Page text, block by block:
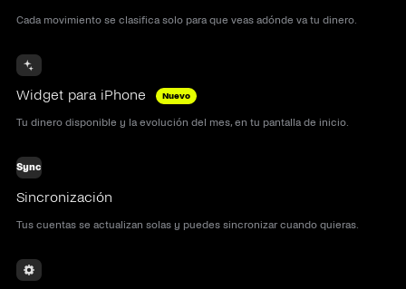
Cada movimiento se clasifica solo para que veas adónde va tu dinero.
Widget para iPhone Nuevo
Tu dinero disponible y la evolución del mes, en tu pantalla de inicio.
Sync
Sincronización
Tus cuentas se actualizan solas y puedes sincronizar cuando quieras.